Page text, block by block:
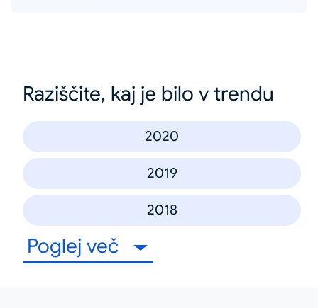
Raziščite, kaj je bilo v trendu
2020
2019
2018
Poglej več